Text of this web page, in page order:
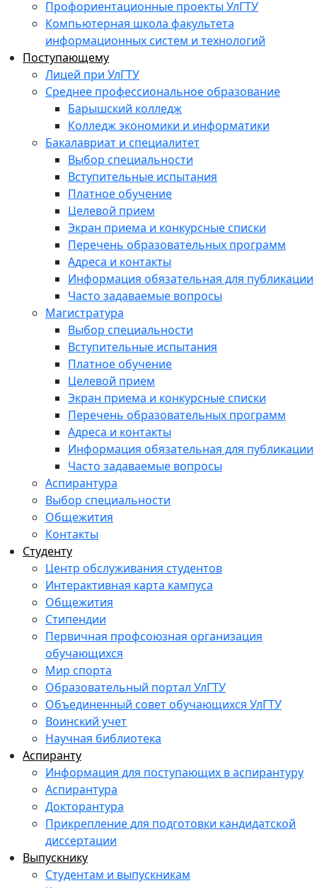
Профориентационные проекты УлГТУ
Компьютерная школа факультета
информационных систем и технологий
Поступающему
Лицей при УлГТУ
Среднее профессиональное образование
Барышский колледж
Колледж экономики и информатики
Бакалавриат и специалитет
Выбор специальности
Вступительные испытания
Платное обучение
Целевой прием
Экран приема и конкурсные списки
Перечень образовательных программ
Адреса и контакты
Информация обязательная для публикации
Часто задаваемые вопросы
Магистратура
Выбор специальности
Вступительные испытания
Платное обучение
Целевой прием
Экран приема и конкурсные списки
Перечень образовательных программ
Адреса и контакты
Информация обязательная для публикации
Часто задаваемые вопросы
Аспирантура
Выбор специальности
Общежития
Контакты
Студенту
Центр обслуживания студентов
Интерактивная карта кампуса
Общежития
Стипендии
Первичная профсоюзная организация
обучающихся
Мир спорта
Образовательный портал УлГТУ
Объединенный совет обучающихся УлГТУ
Воинский учет
Научная библиотека
Аспиранту
Информация для поступающих в аспирантуру
Аспирантура
Докторантура
Прикрепление для подготовки кандидатской
диссертации
Выпускнику
Студентам и выпускникам